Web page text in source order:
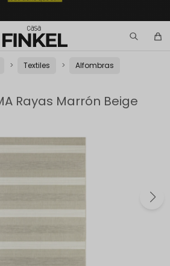
Textiles Alfombras
Rayas Marrón Beige